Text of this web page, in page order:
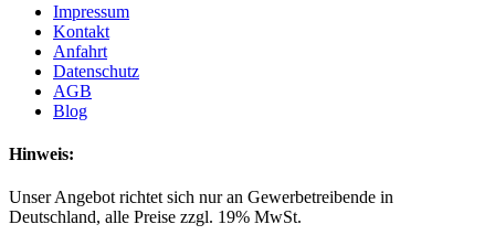
Impressum
Kontakt
Anfahrt
Datenschutz
AGB
Blog
Hinweis:
Unser Angebot richtet sich nur an Gewerbetreibende in
Deutschland, alle Preise zzgl. 19% MwSt.